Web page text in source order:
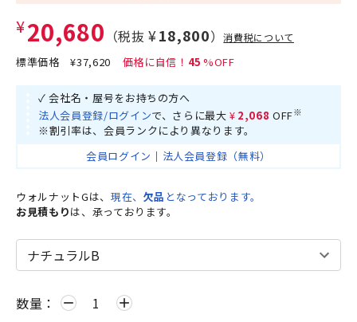
¥20,680 （税抜 ¥18,800）消費税について
標準価格¥37,620 45
✓ 会社名・屋号をお持ちの方へ
法人会員登録/ログインで、さらに最大 ¥2,068 OFF※
※割引率は、会員ランクにより異なります。
会員ログイン ｜ 法人会員登録（無料）
ウォルナットGは、 現在、 欠品 となっております。
お見積もりは、承っております。
数量： remove add